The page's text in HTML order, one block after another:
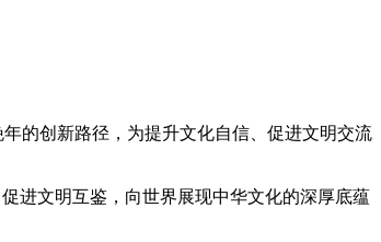
的创新路径，为提升文化自信、促进文明交流
进文明互鉴，向世界展现中华文化的深厚底蕴